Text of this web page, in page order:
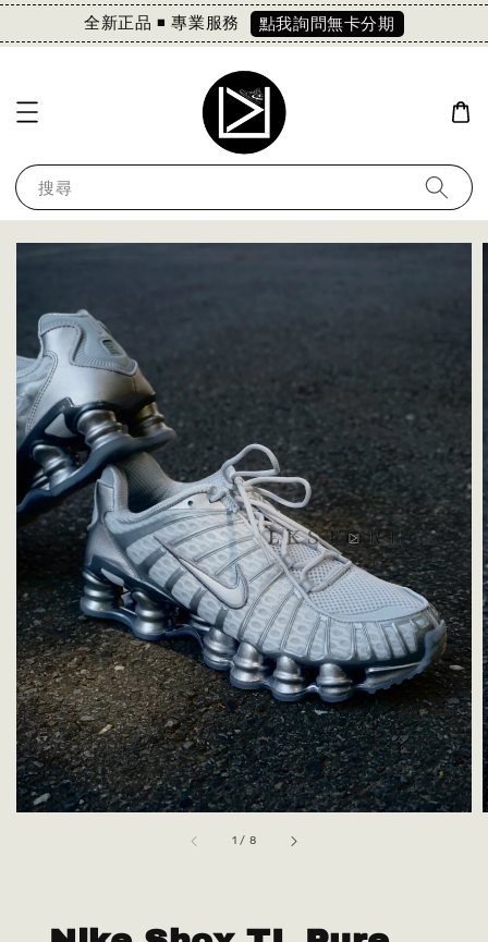
全新正品 ◾️ 專業服務 點我詢問無卡分期
搜尋
1 / 8